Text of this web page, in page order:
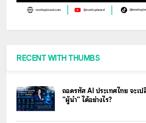
RECENT WITH THUMBS
ถอดรหัส AI ประเทศไทย จะเ
"ผู้นำ" ได้อย่างไร?